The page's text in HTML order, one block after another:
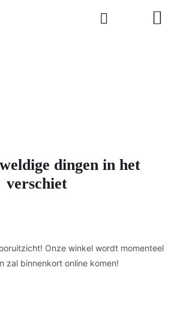
dingen in het
verschiet
Onze winkel wordt momenteel
zal binnenkort online komen!